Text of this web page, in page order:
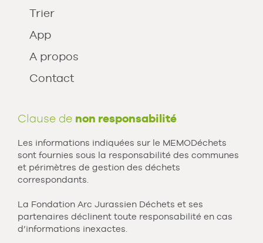
Trier
App
A propos
Contact
Clause de non responsabilité
Les informations indiquées sur le MEMODéchets
sont fournies sous la responsabilité des communes
et périmètres de gestion des déchets
correspondants.
La Fondation Arc Jurassien Déchets et ses
partenaires déclinent toute responsabilité en cas
d’informations inexactes.